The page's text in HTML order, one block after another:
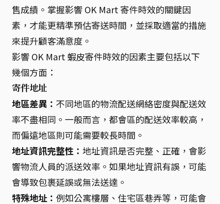
售成績。掌握影響 OK Mart 寄件時效的關鍵因
素，才能更精準預估寄送時間，並採取適當的措施
來提升顧客滿意度。
影響 OK Mart 蝦皮寄件時效的因素主要包括以下
幾個方面：
寄件地址
地區差異： 不同地區的物流配送網絡密度與配送效
率不盡相同。一般而言，都會區的配送效率較高，
而偏遠地區則可能需要較長時間。
地址資訊完整性： 地址資訊是否完整、正確，會影
響物流人員的派送效率。如果地址資訊有誤，可能
會導致包裹延誤或無法送達。
特殊地址： 例如公寓樓層、住宅區巷弄等，可能會